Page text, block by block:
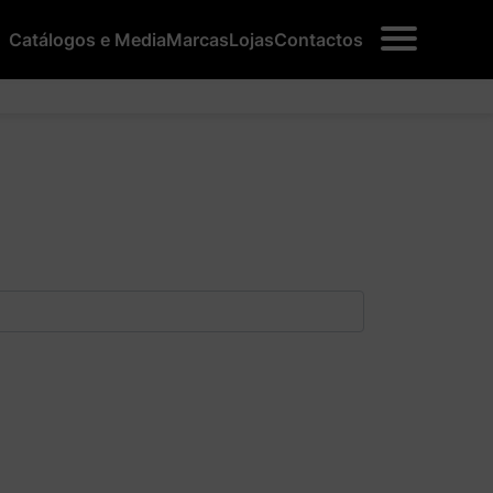
Catálogos e MediaMarcasLojasContactos